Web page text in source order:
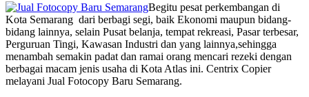
Begitu pesat perkembangan di
Kota Semarang dari berbagi segi, baik Ekonomi maupun bidang-
bidang lainnya, selain Pusat belanja, tempat rekreasi, Pasar terbesar,
Perguruan Tingi, Kawasan Industri dan yang lainnya,sehingga
menambah semakin padat dan ramai orang mencari rezeki dengan
berbagai macam jenis usaha di Kota Atlas ini. Centrix Copier
melayani Jual Fotocopy Baru Semarang.